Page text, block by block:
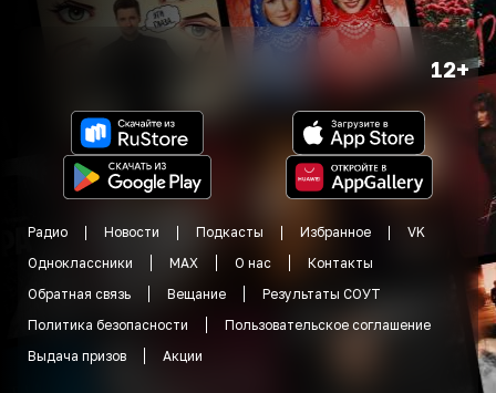
12+
Радио Новости Подкасты Избранное
VK
Одноклассники
MAX О нас
Контакты
Обратная связь
Вещание
Результаты СОУТ
Политика безопасности
Пользовательское соглашение
Выдача призов
Акции